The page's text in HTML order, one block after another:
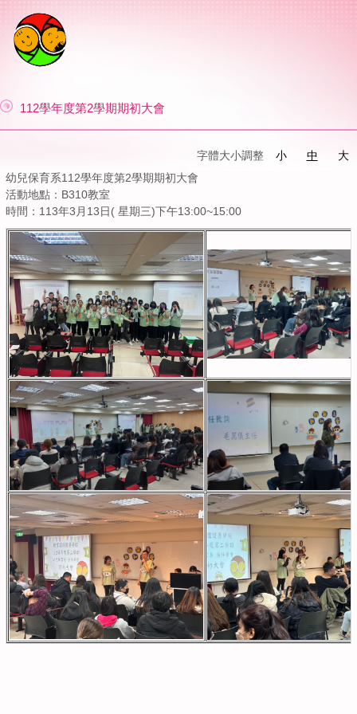
112學年度第2學期期初大會
字體大小調整 小 中
大
幼兒保育系112學年度第2學期期初大會
活動地點：B310教室
時間：113年3月13日( 星期三)下午13:00~15:00